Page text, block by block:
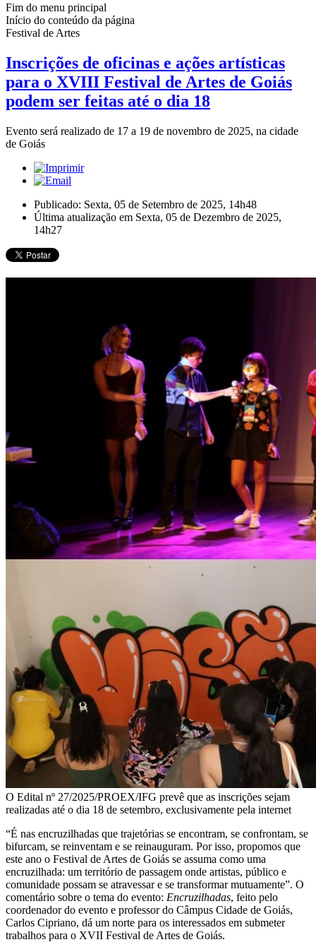
Fim do menu principal
Início do conteúdo da página
Festival de Artes
Inscrições de oficinas e ações artísticas
para o XVIII Festival de Artes de Goiás
podem ser feitas até o dia 18
Evento será realizado de 17 a 19 de novembro de 2025, na cidade
de Goiás
Publicado: Sexta, 05 de Setembro de 2025, 14h48
Última atualização em Sexta, 05 de Dezembro de 2025,
14h27
O Edital nº 27/2025/PROEX/IFG prevê que as inscrições sejam
realizadas até o dia 18 de setembro, exclusivamente pela internet
“É nas encruzilhadas que trajetórias se encontram, se confrontam, se
bifurcam, se reinventam e se reinauguram. Por isso, propomos que
este ano o Festival de Artes de Goiás se assuma como uma
encruzilhada: um território de passagem onde artistas, público e
comunidade possam se atravessar e se transformar mutuamente”. O
comentário sobre o tema do evento: Encruzilhadas, feito pelo
coordenador do evento e professor do Câmpus Cidade de Goiás,
Carlos Cipriano, dá um norte para os interessados em submeter
trabalhos para o XVII Festival de Artes de Goiás.